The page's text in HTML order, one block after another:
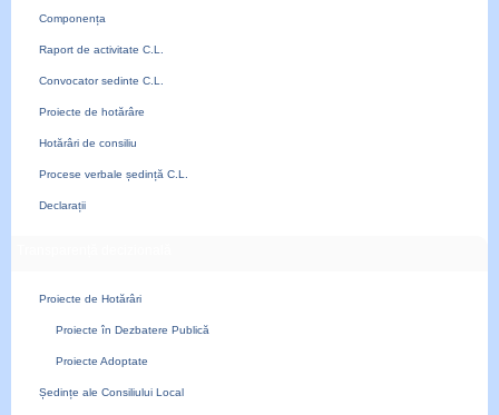
Componența
Raport de activitate C.L.
Convocator sedinte C.L.
Proiecte de hotărâre
Hotărâri de consiliu
Procese verbale ședință C.L.
Declarații
Proiecte de Hotărâri
Proiecte în Dezbatere Publică
Proiecte Adoptate
Ședințe ale Consiliului Local